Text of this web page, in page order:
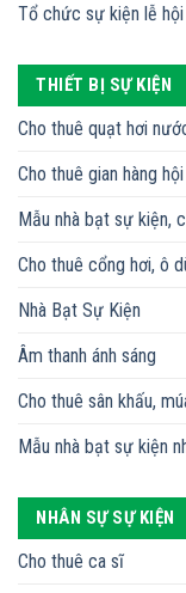
Tổ chức sự kiện lễ
THIẾT BỊ SỰ KIỆN
Cho thuê quạt hơi
Cho thuê gian hàng
Mẫu nhà bạt sự kiện,
Cho thuê cổng hơi, ô
Nhà Bạt Sự Kiện
Âm thanh ánh sáng
Cho thuê sân khấu,
Mẫu nhà bạt sự kiện
NHÂN SỰ SỰ KIỆN
Cho thuê ca sĩ